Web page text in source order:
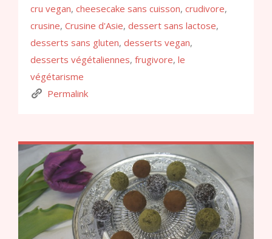
cru vegan, cheesecake sans cuisson, crudivore,
crusine, Crusine d'Asie, dessert sans lactose,
desserts sans gluten, desserts vegan,
desserts végétaliennes, frugivore, le
végétarisme
Permalink